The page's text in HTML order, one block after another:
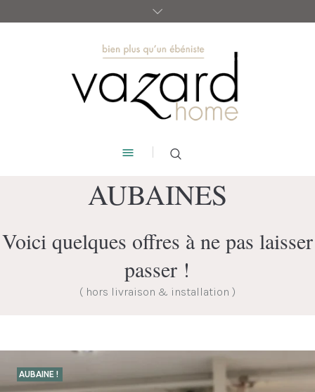
AUBAINES
Voici quelques offres à ne pas laisser
passer !
( hors livraison & installation )
AUBAINE !